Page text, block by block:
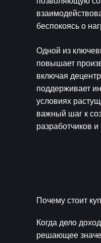
беспокоясь о
Одной из
повышает
включая
поддерживает
условиях
важный шаг к
разработчиков
Почему стоит
Когда дело
решающее